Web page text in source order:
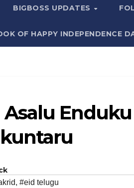
BIGBOSS UPDATES
OF HAPPY INDEPENDENCE
Asalu
, #eid telugu